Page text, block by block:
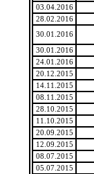
03.04.2016
28.02.2016
30.01.2016
30.01.2016
24.01.2016
20.12.2015
14.11.2015
08.11.2015
28.10.2015
11.10.2015
20.09.2015
12.09.2015
08.07.2015
05.07.2015